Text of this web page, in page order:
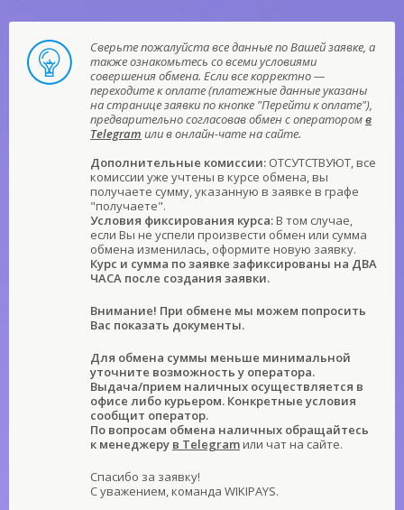
Сверьте пожалуйста все данные по Вашей заявке, а
также ознакомьтесь со всеми условиями
совершения обмена. Если все корректно —
переходите к оплате (платежные данные указаны
на странице заявки по кнопке "Перейти к оплате"),
предварительно согласовав обмен с операторомв
Telegram или в онлайн-чате на сайте.
Дополнительные комиссии: ОТСУТСТВУЮТ, все
комиссии уже учтены в курсе обмена, вы
получаете сумму, указанную в заявке в графе
"получаете".
Условия фиксирования курса: В том случае,
если Вы не успели произвести обмен или сумма
обмена изменилась, оформите новую заявку.
Курс и сумма по заявке зафиксированы на ДВА
ЧАСА после создания заявки.
Внимание! При обмене мы можем попросить
Вас показать документы.
Для обмена суммы меньше минимальной
уточните возможность у оператора.
Выдача/прием наличных осуществляется в
офисе либо курьером. Конкретные условия
сообщит оператор.
По вопросам обмена наличных обращайтесь
к менеджеру в Telegram или чат на сайте.
Спасибо за заявку!
С уважением, команда WIKIPAYS.